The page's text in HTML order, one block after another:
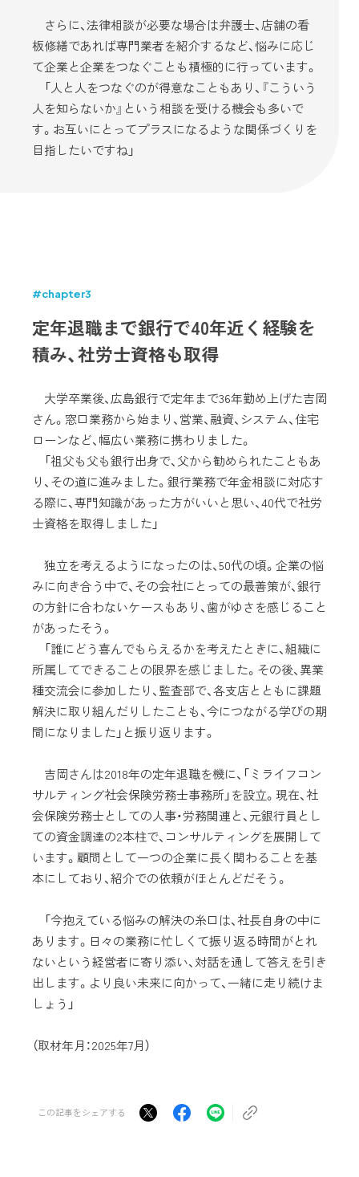
さらに、法律相談が必要な場合は弁護士、店舗の看
板修繕であれば専門業者を紹介するなど、悩みに応じ
て企業と企業をつなぐことも積極的に行っています。
「人と人をつなぐのが得意なこともあり、『こういう
人を知らないか』という相談を受ける機会も多いで
す。お互いにとってプラスになるような関係づくりを
目指したいですね」
#chapter3
定年退職まで銀行で40年近く経験を
積み、社労士資格も取得
大学卒業後、広島銀行で定年まで36年勤め上げた吉岡
さん。窓口業務から始まり、営業、融資、システム、住宅
ローンなど、幅広い業務に携わりました。
「祖父も父も銀行出身で、父から勧められたこともあ
り、その道に進みました。銀行業務で年金相談に対応す
る際に、専門知識があった方がいいと思い、40代で社労
士資格を取得しました」
独立を考えるようになったのは、50代の頃。企業の悩
みに向き合う中で、その会社にとっての最善策が、銀行
の方針に合わないケースもあり、歯がゆさを感じること
があったそう。
「誰にどう喜んでもらえるかを考えたときに、組織に
所属してできることの限界を感じました。その後、異業
種交流会に参加したり、監査部で、各支店とともに課題
解決に取り組んだりしたことも、今につながる学びの期
間になりました」と振り返ります。
吉岡さんは2018年の定年退職を機に、「ミライフコン
サルティング社会保険労務士事務所」を設立。現在、社
会保険労務士としての人事・労務関連と、元銀行員とし
ての資金調達の2本柱で、コンサルティングを展開して
います。顧問として一つの企業に長く関わることを基
本にしており、紹介での依頼がほとんどだそう。
「今抱えている悩みの解決の糸口は、社長自身の中に
あります。日々の業務に忙しくて振り返る時間がとれ
ないという経営者に寄り添い、対話を通して答えを引き
出します。より良い未来に向かって、一緒に走り続けま
しょう」
（取材年月：2025年7月）
この記事をシェアする